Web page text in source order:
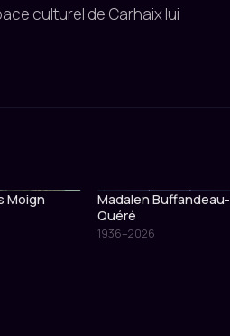
culturel de Carhaix lui
Moign
Madalen Buffandeau-
Quéré
1936–2026